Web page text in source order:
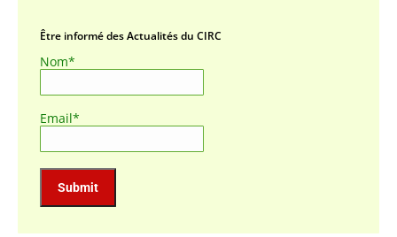
Être informé des Actualités du CIRC
Nom*
Email*